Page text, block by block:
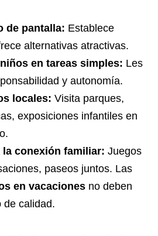
de pantalla: Establece
alternativas atractivas.
en tareas simples: Les
y autonomía.
locales: Visita parques,
exposiciones infantiles en
la conexión familiar: Juegos
paseos juntos. Las
en vacaciones no deben
de calidad.